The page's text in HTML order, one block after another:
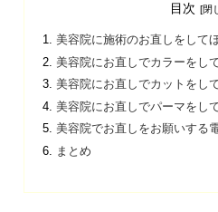
目次
美容院に施術のお直しをして
美容院にお直しでカラーをし
美容院にお直しでカットをし
美容院にお直しでパーマをし
美容院でお直しをお願いする
まとめ